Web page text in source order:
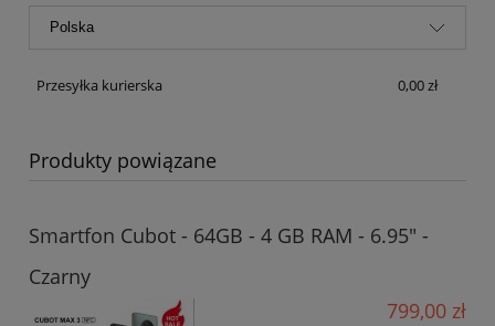
Przesyłka kurierska 0,00 zł
Produkty powiązane
Smartfon Cubot - 64GB - 4 GB RAM - 6.95" -
Czarny
799,00 zł